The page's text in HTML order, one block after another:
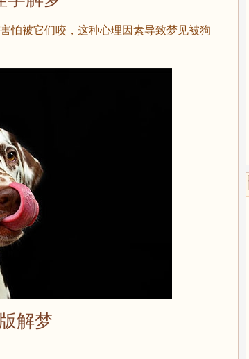
怕被它们咬，这种心理因素导致梦见被狗
解梦